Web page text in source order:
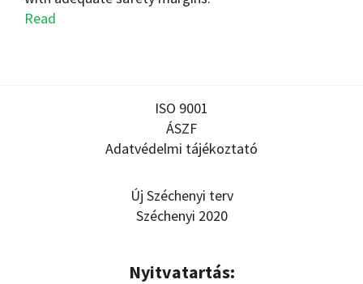
Read
ISO 9001
ÁSZF
Adatvédelmi tájékoztató
Új Széchenyi terv
Széchenyi 2020
Nyitvatartás: